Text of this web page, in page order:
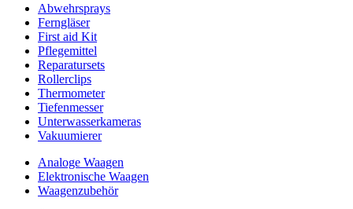
Abwehrsprays
Ferngläser
First aid Kit
Pflegemittel
Reparatursets
Rollerclips
Thermometer
Tiefenmesser
Unterwasserkameras
Vakuumierer
Analoge Waagen
Elektronische Waagen
Waagenzubehör